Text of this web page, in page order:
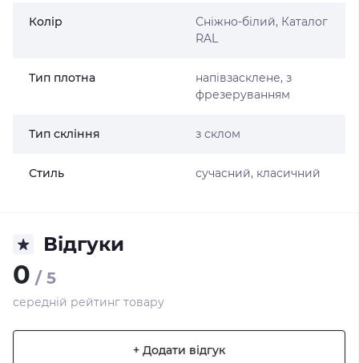
Колір
Сніжно-білий, Каталог
RAL
Тип плотна
напівзасклене, з
фрезеруванням
Тип скління з склом
Стиль сучасний, класичний
Відгуки
0 / 5
середній рейтинг товару
+ Додати відгук